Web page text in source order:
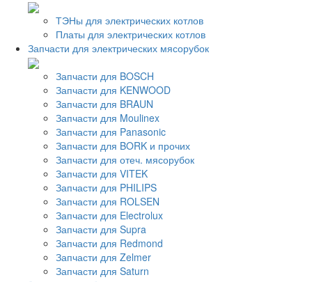
ТЭНы для электрических котлов
Платы для электрических котлов
Запчасти для электрических мясорубок
Запчасти для BOSCH
Запчасти для KENWOOD
Запчасти для BRAUN
Запчасти для Moulinex
Запчасти для Panasonic
Запчасти для BORK и прочих
Запчасти для отеч. мясорубок
Запчасти для VITEK
Запчасти для PHILIPS
Запчасти для ROLSEN
Запчасти для Electrolux
Запчасти для Supra
Запчасти для Redmond
Запчасти для Zelmer
Запчасти для Saturn